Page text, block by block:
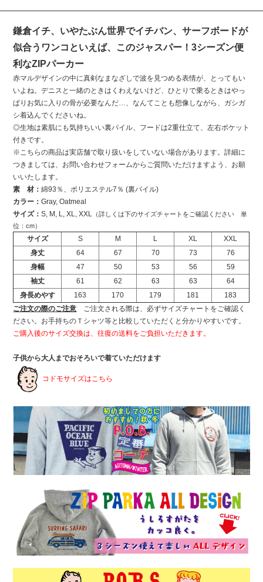
鎌倉イチ、いやたぶん世界でイチバン、サーフボードが
似合うワンコといえば、このジャスパー！3シーズン便
利なZIPパーカー
赤マルデザインの中に真剣なまなざしで波を見つめる表情が、とってもい
いよね。デニスと一緒のときはくわえないけど、ひとりで乗るときはやっ
ぱりお気に入りの骨が必要なんだ…、なんてことも想像しながら、ガシガ
シ着込んでくださいね。
◎生地は素肌にも気持ちいい裏パイル、フードは2重仕立て、左右ポケット
付きです。
※こちらの商品は実店舗で取り扱いをしていない場合があります。詳細に
つきましては、お問い合わせフォームからご質問いただけますよう、お願
いいたします。
素 材：綿93％、ポリエステル7％ (裏パイル)
カラー：Gray, Oatmeal
サイズ：S, M, L, XL, XXL
（詳しくは下のサイズチャートをご確認ください 単
位：cm）
サイズ S M L XL
XXL
身丈
64 67 70 73
76
身幅
47 50 53 56
59
袖丈
61 62 63 63
64
身長めやす
163 170 179 181
183
ご注文の際のご注意 ご注文される際は、必ずサイズチャートをご確認く
ださい。お手持ちのＴシャツ等と比較していただくと分かりやすいです。
ご購入後のサイズ交換は、往復の送料をご負担いただきます。
子供から大人までおそろいで着ていただけます
コドモサイズはこちら